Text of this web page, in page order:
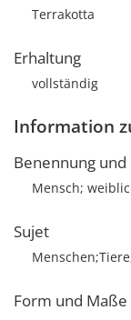
Terrakotta
Erhaltung
vollständig
Information
Benennung
Mensch;
Sujet
Form und Maße